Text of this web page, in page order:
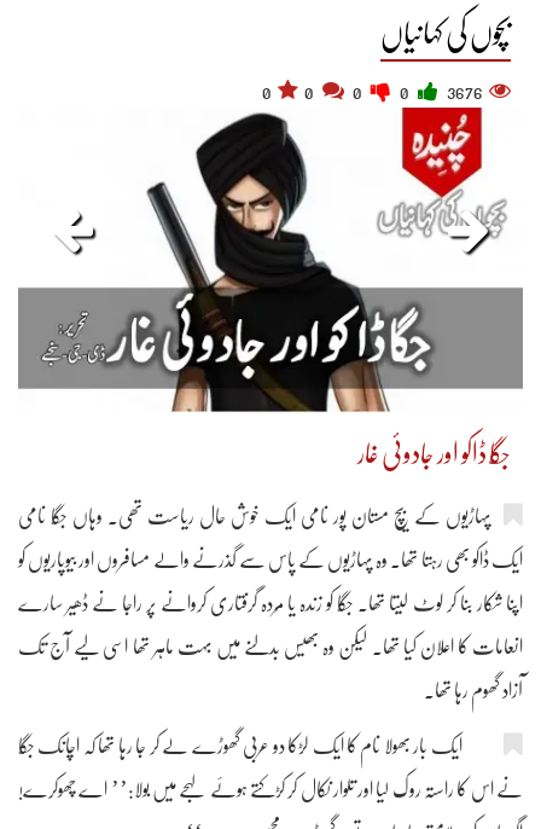
بچوں کی کہانیاں
3676
0
جگّا ڈاکو اور جادوئی غار
پہاڑیوں کے بیچ مستان پور نامی ایک خوش حال ریاست تھی۔ وہاں جگّا نامی
ایک ڈاکو بھی رہتا تھا۔ وہ پہاڑیوں کے پاس سے گذرنے والے مسافروں اور بیوپاریوں کو
اپنا شکار بنا کر لوٹ لیتا تھا۔ جگّا کو زندہ یا مُردہ گرفتاری کروانے پر راجا نے ڈھیر سارے
انعامات کا اعلان کیا تھا۔ لیکن وہ بھیس بدلنے میں بہت ماہر تھا اسی لیے آج تک
آزاد گھوم رہا تھا۔
ایک بار بھولا نام کا ایک لڑکا دو عربی گھوڑے لے کر جا رہا تھا کہ اچانک جگّا
نے اس کا راستہ روک لیا اور تلوار نکال کر کڑکتے ہوئے لہجے میں بولا:’’ اے چھوکرے!